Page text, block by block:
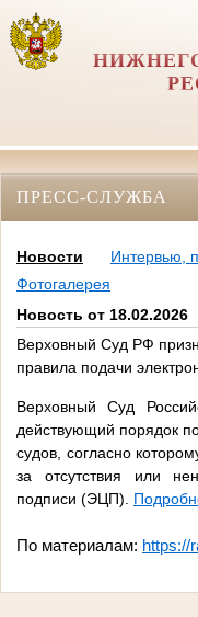
ПРЕСС-СЛУЖБА
Новости
Интервью,
Фотогалерея
Новость от 18.02.2026
Верховный Суд РФ
правила подачи
Верховный Суд
действующий порядок
судов, согласно
за отсутствия или
подписи (ЭЦП).
По материалам: https://